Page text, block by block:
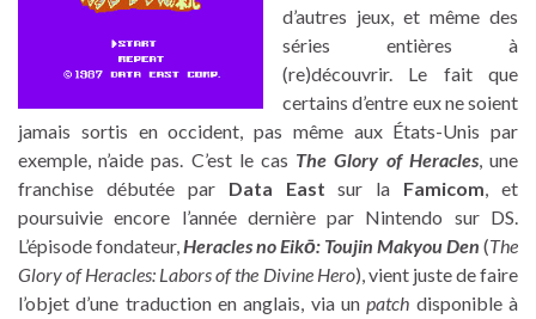
d’autres jeux, et même des
séries entières à
(re)découvrir. Le fait que
certains d’entre eux ne soient
jamais sortis en occident, pas même aux États-Unis par
exemple, n’aide pas. C’est le cas The Glory of Heracles, une
franchise débutée par Data East sur la Famicom, et
poursuivie encore l’année dernière par Nintendo sur DS.
L’épisode fondateur,Heracles no Eikō: Toujin Makyou Den (The
Glory of Heracles: Labors of the Divine Hero), vient juste de faire
l’objet d’une traduction en anglais, via unpatch disponible à